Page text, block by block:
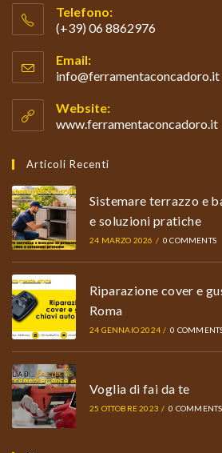
Telefono:
(+39) 06 8862976
in
your
application
Email:
info@ferramentaconcadoro.it
Website:
www.ferramentaconcadoro.it
Articoli Recenti
Sistemare terrazzo e
e soluzioni pratiche
24 MARZO 2026 / 0 COMMENTS
Riparazione cover e
Roma
24 GENNAIO 2024 / 0
Voglia di fai da te
25 OTTOBRE 2023 / 0 COMMENTS